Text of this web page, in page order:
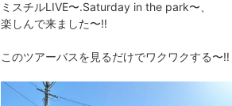
ミスチルLIVE〜.Saturday in the park〜、
楽しんで来ました〜‼︎
このツアーバスを見るだけでワクワクする〜‼︎